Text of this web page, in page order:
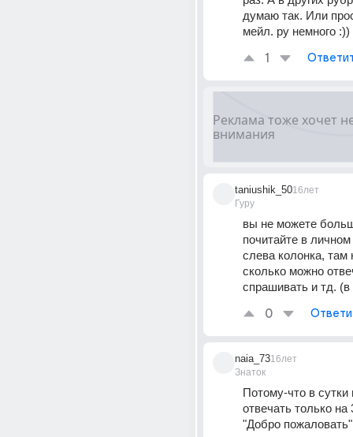
думаю так. Или
мейл. ру немного :))
1
taniushik_50
Гуру
16лет
вы не можете
почитайте в
слева колонка, там
сколько можно
спрашивать и тд. (в
0
naia_73
Знаток
16лет
Потому-что в
отвечать только на
"Добро